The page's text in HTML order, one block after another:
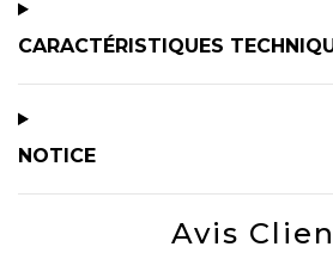
CARACTÉRISTIQUES
NOTICE
Avis